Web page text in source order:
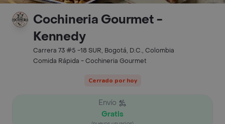
Cochineria Gourmet -
Kennedy
Carrera 73 #5 -18 SUR, Bogotá, D.C., Colombia
Comida Rápida - Cochineria Gourmet
Cerrado por hoy
Envío
Gratis